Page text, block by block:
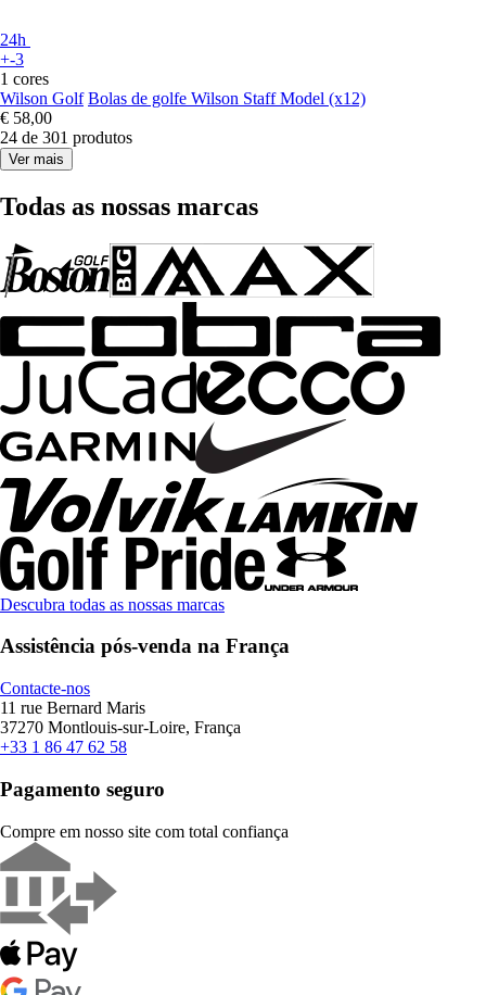
24h
+-3
1 cores
Wilson Golf Bolas de golfe Wilson Staff Model (x12)
€ 58,00
24 de 301 produtos
Ver mais
Todas as nossas marcas
Descubra todas as nossas marcas
Assistência pós-venda na França
Contacte-nos
11 rue Bernard Maris
37270 Montlouis-sur-Loire, França
+33 1 86 47 62 58
Pagamento seguro
Compre em nosso site com total confiança